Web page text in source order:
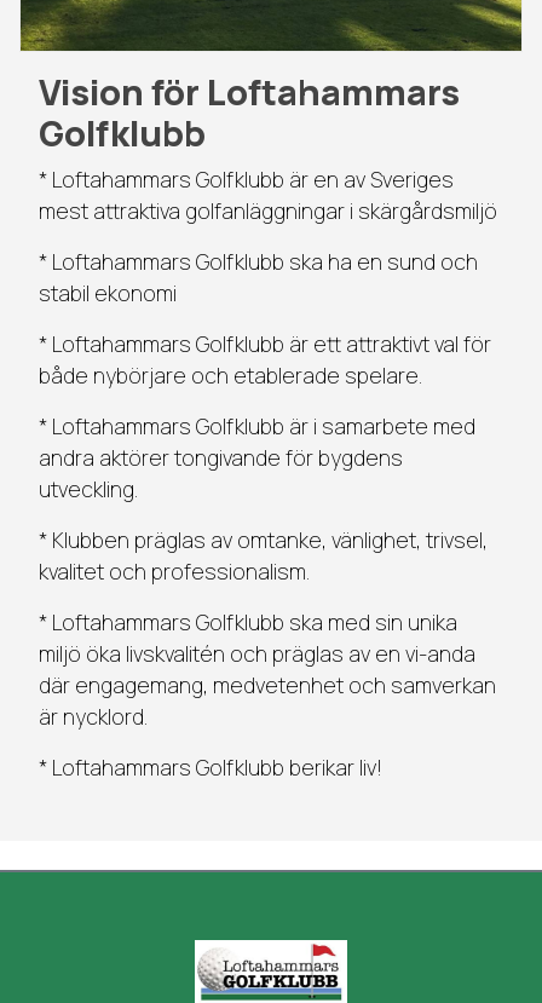
Vision för Loftahammars
Golfklubb
* Loftahammars Golfklubb är en av Sveriges
mest attraktiva golfanläggningar i skärgårdsmiljö
* Loftahammars Golfklubb ska ha en sund och
stabil ekonomi
* Loftahammars Golfklubb är ett attraktivt val för
både nybörjare och etablerade spelare.
* Loftahammars Golfklubb är i samarbete med
andra aktörer tongivande för bygdens
utveckling.
* Klubben präglas av omtanke, vänlighet, trivsel,
kvalitet och professionalism.
* Loftahammars Golfklubb ska med sin unika
miljö öka livskvalitén och präglas av en vi-anda
där engagemang, medvetenhet och samverkan
är nycklord.
* Loftahammars Golfklubb berikar liv!